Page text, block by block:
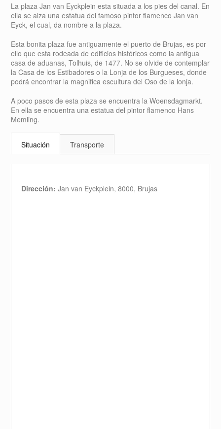
VAN
EYCKPLEIN
La plaza Jan van Eyckplein esta situada a los pies del canal. En
ella se alza una estatua del famoso pintor flamenco Jan van
Eyck, el cual, da nombre a la plaza.
Esta bonita plaza fue antiguamente el puerto de Brujas, es por
ello que esta rodeada de edificios históricos como la antigua
casa de aduanas, Tolhuis, de 1477. No se olvide de contemplar
la Casa de los Estibadores o la Lonja de los Burgueses, donde
podrá encontrar la magnifica escultura del Oso de la lonja.
A poco pasos de esta plaza se encuentra la Woensdagmarkt.
En ella se encuentra una estatua del pintor flamenco Hans
Memling.
Situación Transporte
Dirección:Jan van Eyckplein, 8000, Brujas